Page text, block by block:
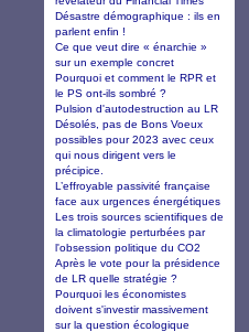
Désastre démographique : ils en
parlent enfin !
Ce que veut dire « énarchie »
sur un exemple concret
Pourquoi et comment le RPR et
le PS ont-ils sombré ?
Pulsion d'autodestruction au LR
Désolés, pas de Bons Voeux
possibles pour 2023 avec ceux
qui nous dirigent vers le
précipice.
L’effroyable passivité française
face aux urgences énergétiques
Les trois sources scientifiques de
la climatologie perturbées par
l'obsession politique du CO2
Après le vote pour la présidence
de LR quelle stratégie ?
Pourquoi les économistes
doivent s'investir massivement
sur la question écologique